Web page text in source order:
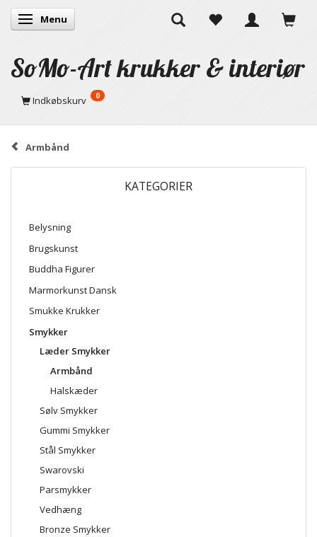
Skifte navigation
Menu
SoMo-Art krukker & interiør
Indkøbskurv 0
Armbånd
KATEGORIER
Belysning
Brugskunst
Buddha Figurer
Marmorkunst Dansk
Smukke Krukker
Smykker
Læder Smykker
Armbånd
Halskæder
Sølv Smykker
Gummi Smykker
Stål Smykker
Swarovski
Parsmykker
Vedhæng
Bronze Smykker